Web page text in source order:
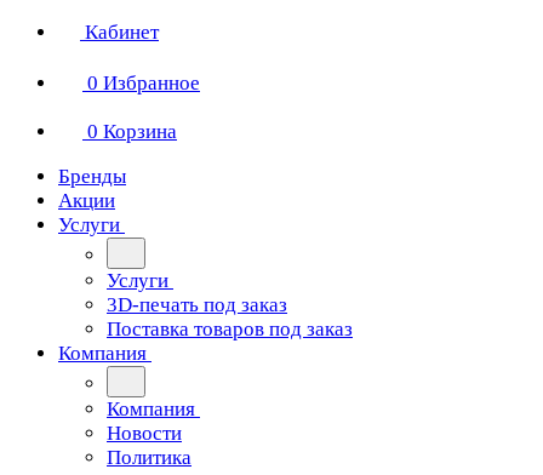
Кабинет
0 Избранное
0 Корзина
Бренды
Акции
Услуги
Услуги
3D-печать под заказ
Поставка товаров под заказ
Компания
Компания
Новости
Политика